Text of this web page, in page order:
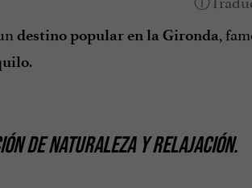
destino popular en la Gironda,
.
DE NATURALEZA Y RELAJACIÓN.